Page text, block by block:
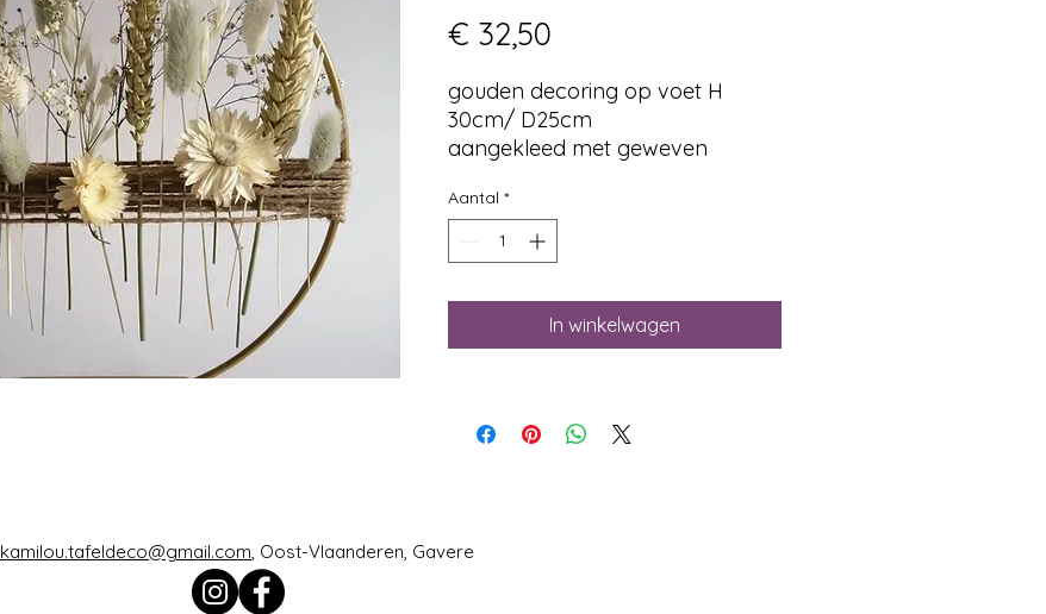
€ 32,50
gouden decoring op voet H
30cm/ D25cm
aangekleed met geweven
Aantal *
In winkelwagen
kamilou.tafeldeco@gmail.com, Oost-Vlaanderen, Gavere